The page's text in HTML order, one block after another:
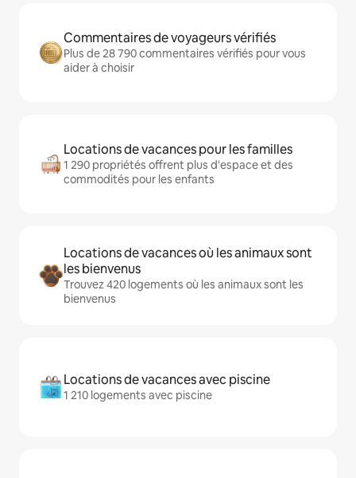
Commentaires de voyageurs vérifiés
Plus de 28 790 commentaires vérifiés pour vous
aider à choisir
Locations de vacances pour les familles
1 290 propriétés offrent plus d'espace et des
commodités pour les enfants
Locations de vacances où les animaux sont
les bienvenus
Trouvez 420 logements où les animaux sont les
bienvenus
Locations de vacances avec piscine
1 210 logements avec piscine